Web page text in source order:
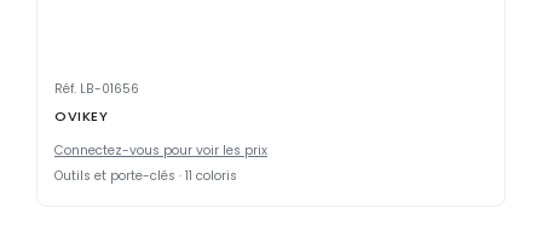
Réf. LB-01656
OVIKEY
Connectez-vous pour voir les prix
Outils et porte-clés · 11 coloris